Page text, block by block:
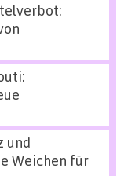
und
Weichen für